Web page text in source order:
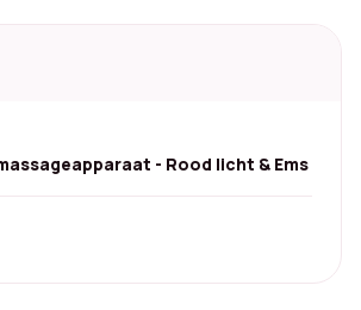
- Rood licht & Ems